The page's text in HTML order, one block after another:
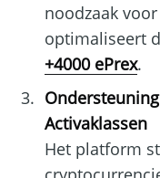
noodzaak
optimaliseert
+4000 ePrex.
Activaklassen
Het platform